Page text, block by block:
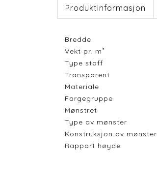
Produktinformasjon
Bredde
Vekt pr. m²
Type stoff
Transparent
Materiale
Fargegruppe
Mønstret
Type av mønster
Konstruksjon av mønster
Rapport høyde